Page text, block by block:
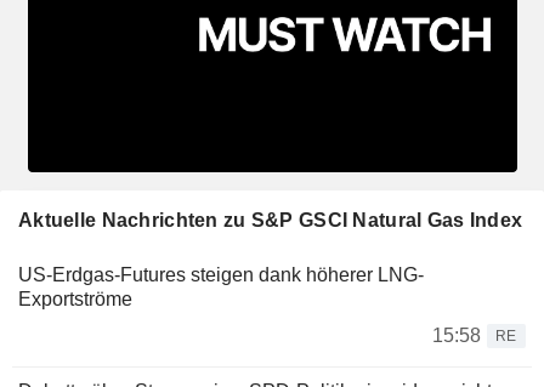
Aktuelle Nachrichten zu S&P GSCI Natural Gas Index
US-Erdgas-Futures steigen dank höherer LNG-
Exportströme
15:58
RE